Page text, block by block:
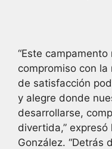
“Este
compromiso con la
de satisfacción
y alegre donde
desarrollarse,
divertida,”
González. “Detrás